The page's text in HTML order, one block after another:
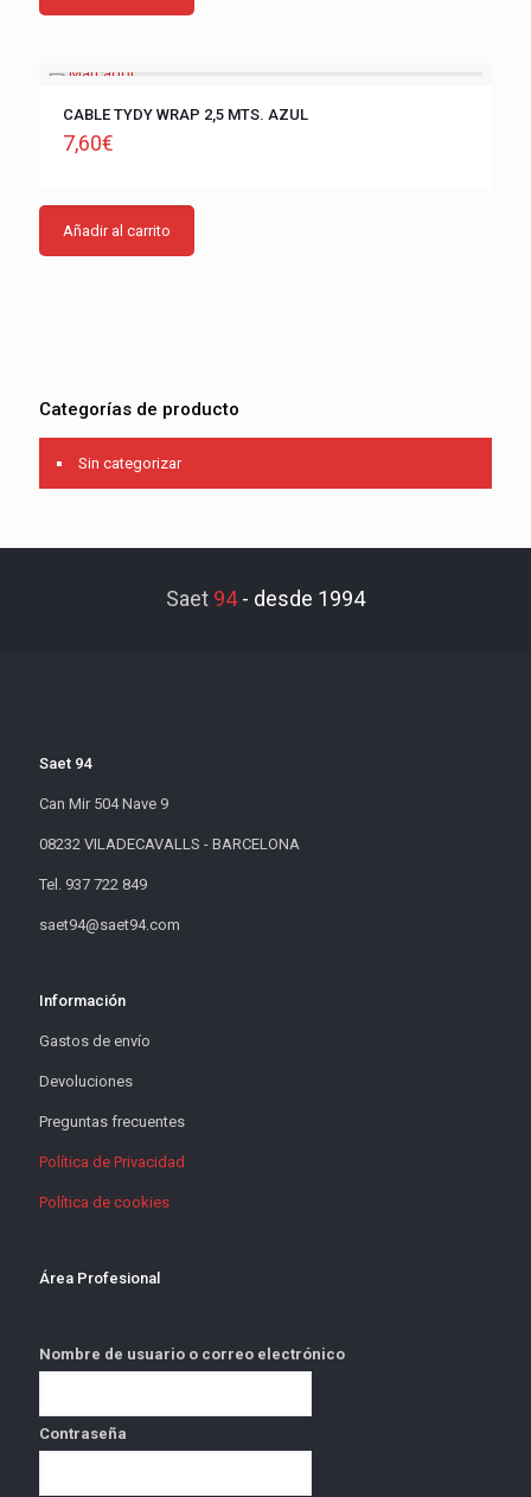
CABLE TYDY WRAP 2,5 MTS. AZUL
7,60€
Añadir al carrito
Categorías de producto
Sin categorizar
Saet 94- desde 1994
Saet 94
Can Mir 504 Nave 9
08232 VILADECAVALLS - BARCELONA
Tel. 937 722 849
saet94@saet94.com
Información
Gastos de envío
Devoluciones
Preguntas frecuentes
Política de Privacidad
Política de cookies
Área Profesional
Nombre de usuario o correo electrónico
Contraseña